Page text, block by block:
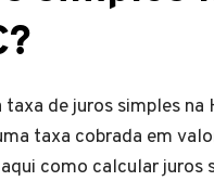
de juros simples na
taxa cobrada em
como calcular juros